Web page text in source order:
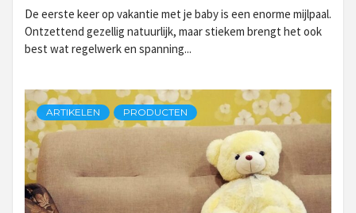
De eerste keer op vakantie met je baby is een enorme mijlpaal.
Ontzettend gezellig natuurlijk, maar stiekem brengt het ook
best wat regelwerk en spanning...
ARTIKELEN PRODUCTEN